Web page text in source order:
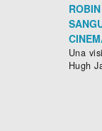
Una
Hugh